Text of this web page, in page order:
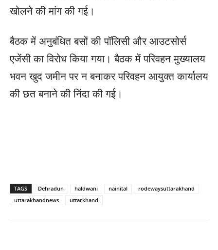
खोलने की मांग की गई।
बैठक में अनुबंधित बसों की पॉलिसी और आउटसोर्स
एजेंसी का विरोध किया गया। बैठक में परिवहन मुख्यालय
भवन खुद जमीन पर न बनाकर परिवहन आयुक्त कार्यालय
की छत बनाने की निंदा की गई।
TAGS Dehradun haldwani nainital
rodewaysuttarakhand
uttarakhandnews
uttarkhand